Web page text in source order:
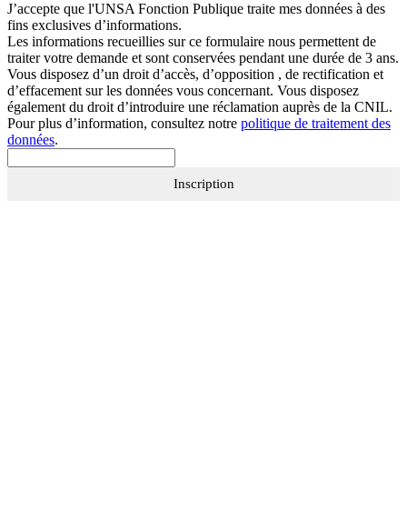
J’accepte que l'UNSA Fonction Publique traite mes données à des
fins exclusives d’informations.
Les informations recueillies sur ce formulaire nous permettent de
traiter votre demande et sont conservées pendant une durée de 3 ans.
Vous disposez d’un droit d’accès, d’opposition , de rectification et
d’effacement sur les données vous concernant. Vous disposez
également du droit d’introduire une réclamation auprès de la CNIL.
Pour plus d’information, consultez notre politique de traitement des
données.
Inscription